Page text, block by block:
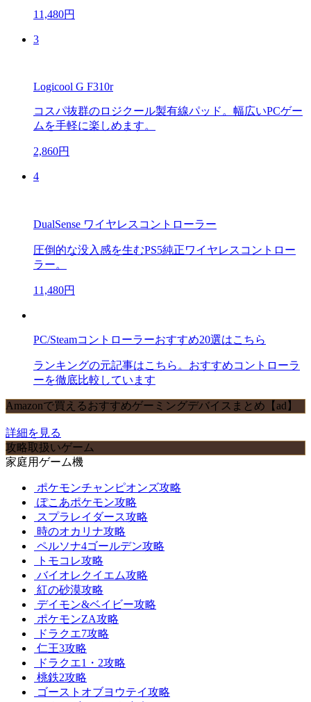
11,480円
3
Logicool G F310r
コスパ抜群のロジクール製有線パッド。幅広いPCゲー
ムを手軽に楽しめます。
2,860円
4
DualSense ワイヤレスコントローラー
圧倒的な没入感を生むPS5純正ワイヤレスコントロー
ラー。
11,480円
PC/Steamコントローラーおすすめ20選はこちら
ランキングの元記事はこちら。おすすめコントローラ
ーを徹底比較しています
Amazonで買えるおすすめゲーミングデバイスまとめ【ad】
詳細を見る
攻略取扱いゲーム
家庭用ゲーム機
ポケモンチャンピオンズ攻略
ぽこあポケモン攻略
スプラレイダース攻略
時のオカリナ攻略
ペルソナ4ゴールデン攻略
トモコレ攻略
バイオレクイエム攻略
紅の砂漠攻略
デイモン&ベイビー攻略
ポケモンZA攻略
ドラクエ7攻略
仁王3攻略
ドラクエ1・2攻略
桃鉄2攻略
ゴーストオブヨウテイ攻略